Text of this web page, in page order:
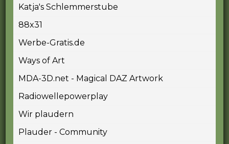
Katja's Schlemmerstube
88x31
Werbe-Gratis.de
Ways of Art
MDA-3D.net - Magical DAZ Artwork
Radiowellepowerplay
Wir plaudern
Plauder - Community